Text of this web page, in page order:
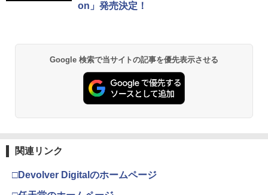
on」発売決定！
Google 検索で当サイトの記事を優先表示させる
関連リンク
□Devolver Digitalのホームページ